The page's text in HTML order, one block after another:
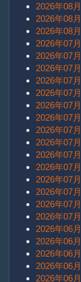
2026年08
2026年08
2026年08
2026年07
2026年07
2026年07
2026年07
2026年07
2026年07
2026年07
2026年07
2026年07
2026年07
2026年07
2026年07
2026年07
2026年07
2026年07
2026年06
2026年06
2026年06
2026年06
2026年06